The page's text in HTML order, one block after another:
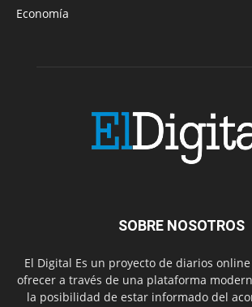
Economía
SOBRE NOSOTROS
El Digital Es un proyecto de diarios
ofrecer a través de una plataforma
la posibilidad de estar informado del